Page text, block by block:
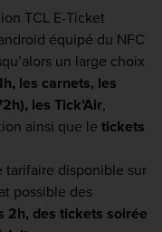
TCL E-Ticket
équipé du NFC
un large choix
les carnets, les
les Tick’Air,
ainsi que le tickets
disponible sur
possible des
2h, des tickets soirée